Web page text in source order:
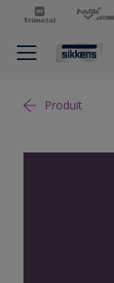
Produit